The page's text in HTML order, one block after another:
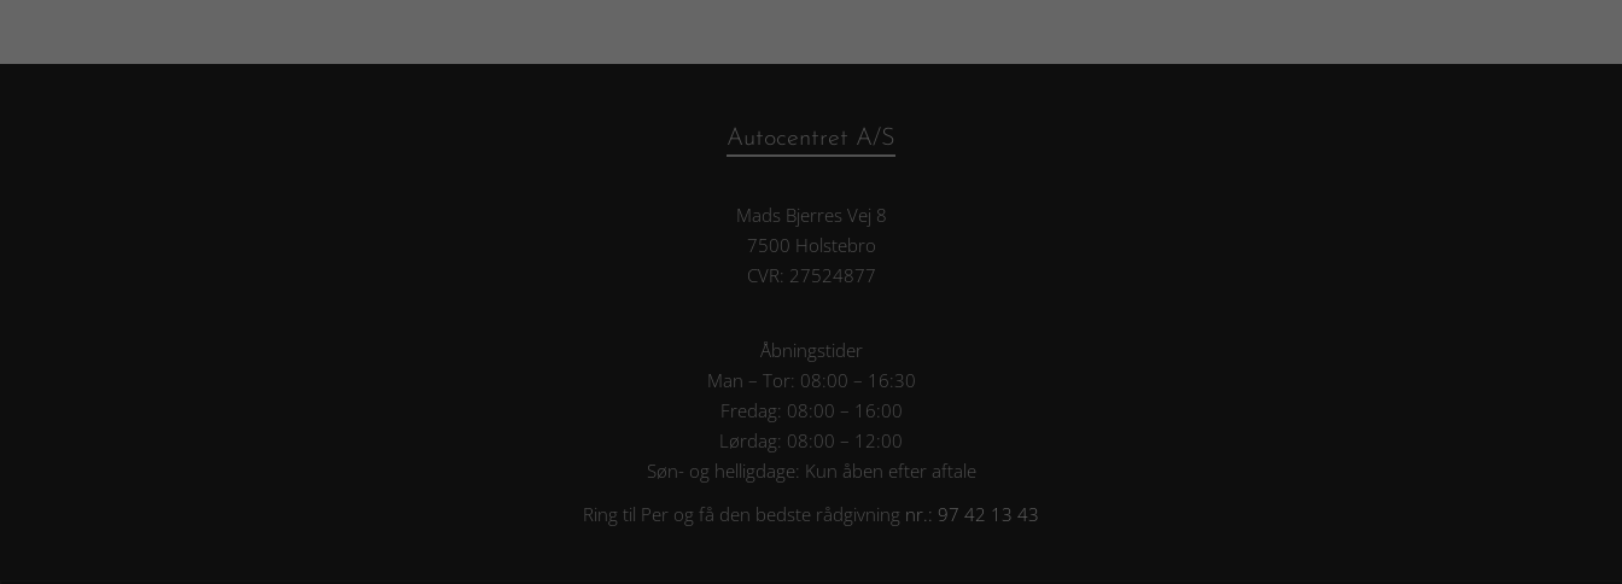
Autocentret A/S
Mads Bjerres Vej 8
7500 Holstebro
CVR: 27524877
Åbningstider
Man – Tor: 08:00 – 16:30
Fredag: 08:00 – 16:00
Lørdag: 08:00 – 12:00
Søn- og helligdage: Kun åben efter aftale
Ring til Per og få den bedste rådgivning nr.: 97 42 13 43